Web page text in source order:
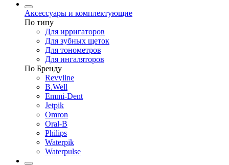
Аксессуары и комплектующие
По типу
Для ирригаторов
Для зубных щеток
Для тонометров
Для ингаляторов
По Бренду
Revyline
B.Well
Emmi-Dent
Jetpik
Omron
Oral-B
Philips
Waterpik
Waterpulse